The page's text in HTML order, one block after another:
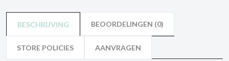
BESCHRIJVING BEOORDELINGEN (0)
STORE POLICIES AANVRAGEN